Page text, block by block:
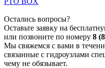
Остались вопросы?
Оставьте заявку на
или позвоните по номеру 8
Мы свяжемся с вами в
связанные с гидроузлами
чему не обязывает.